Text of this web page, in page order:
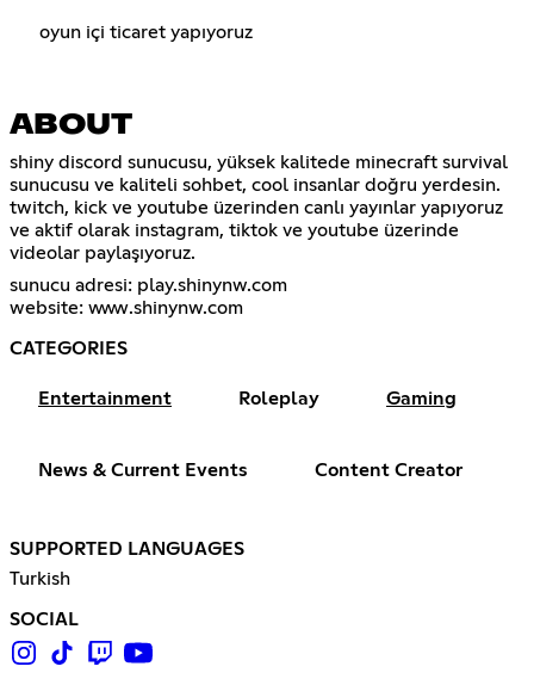
oyun içi ticaret yapıyoruz
ABOUT
shiny discord sunucusu, yüksek kalitede minecraft survival
sunucusu ve kaliteli sohbet, cool insanlar doğru yerdesin.
twitch, kick ve youtube üzerinden canlı yayınlar yapıyoruz
ve aktif olarak instagram, tiktok ve youtube üzerinde
videolar paylaşıyoruz.
sunucu adresi: play.shinynw.com
website: www.shinynw.com
CATEGORIES
Entertainment Roleplay Gaming
News & Current Events Content Creator
SUPPORTED LANGUAGES
Turkish
SOCIAL